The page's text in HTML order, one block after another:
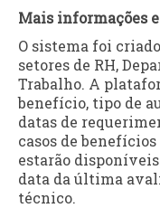
Mais informações
O sistema foi
setores de RH,
Trabalho. A
benefício, tipo de
datas de
casos de
estarão
data da última
técnico.